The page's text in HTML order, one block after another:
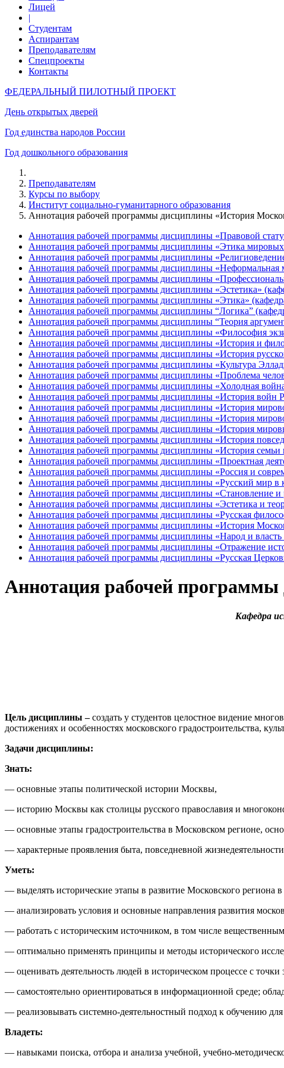
Лицей
|
Студентам
Аспирантам
Преподавателям
Спецпроекты
Контакты
ФЕДЕРАЛЬНЫЙ ПИЛОТНЫЙ ПРОЕКТ
День открытых дверей
Год единства народов России
Год дошкольного образования
Преподавателям
Курсы по выбору
Институт социально-гуманитарного образования
Аннотация рабочей программы дисциплины «История
Аннотация рабочей программы дисциплины «Правовой
Аннотация рабочей программы дисциплины «Этика
Аннотация рабочей программы дисциплины
Аннотация рабочей программы дисциплины «Неформальная
Аннотация рабочей программы дисциплины
Аннотация рабочей программы дисциплины «Эстетика»
Аннотация рабочей программы дисциплины «Этика»
Аннотация рабочей программы дисциплины “Логика”
Аннотация рабочей программы дисциплины “Теория
Аннотация рабочей программы дисциплины «Философия
Аннотация рабочей программы дисциплины «История и
Аннотация рабочей программы дисциплины «История
Аннотация рабочей программы дисциплины «Культура
Аннотация рабочей программы дисциплины «Проблема
Аннотация рабочей программы дисциплины «Холодная
Аннотация рабочей программы дисциплины «История войн
Аннотация рабочей программы дисциплины «История
Аннотация рабочей программы дисциплины «История
Аннотация рабочей программы дисциплины «История
Аннотация рабочей программы дисциплины «История
Аннотация рабочей программы дисциплины «История семьи
Аннотация рабочей программы дисциплины «Проектная
Аннотация рабочей программы дисциплины «Россия и
Аннотация рабочей программы дисциплины «Русский мир в
Аннотация рабочей программы дисциплины «Становление и
Аннотация рабочей программы дисциплины «Эстетика и
Аннотация рабочей программы дисциплины «Русская
Аннотация рабочей программы дисциплины «История
Аннотация рабочей программы дисциплины «Народ и
Аннотация рабочей программы дисциплины «Отражение
Аннотация рабочей программы дисциплины «Русская
Аннотация рабочей
Кафедра
Цель дисциплины –создать у студентов целостное видение
достижениях и особенностях московского градостроительства,
Задачи дисциплины:
Знать:
— основные этапы политической истории Москвы,
— историю Москвы как столицы русского православия и
— основные этапы градостроительства в Московском регионе,
— характерные проявления быта, повседневной
Уметь:
— выделять исторические этапы в развитие Московского региона
— анализировать условия и основные направления развития
— работать с историческим источником, в том числе
— оптимально применять принципы и методы исторического
— оценивать деятельность людей в историческом процессе с точки
— самостоятельно ориентироваться в информационной среде;
— реализовывать системно-деятельностный подход к обучению
Владеть:
— навыками поиска, отбора и анализа учебной, учебно-